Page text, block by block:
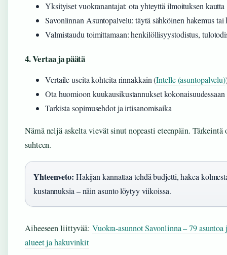
Yksityiset vuokranantajat: ota yhteyttä ilmoituksen kautta
Savonlinnan Asuntopalvelu: täytä sähköinen hakemus
Valmistaudu toimittamaan: henkilöllisyystodistus,
4. Vertaa ja päätä
Vertaile useita kohteita rinnakkain (Intelle (asuntopalvelu)
Ota huomioon kuukausikustannukset kokonaisuudessaan
Tarkista sopimusehdot ja irtisanomisaika
Nämä neljä askelta vievät sinut nopeasti eteenpäin.
suhteen.
Yhteenveto: Hakijan kannattaa tehdä budjetti, hakea
kustannuksia – näin asunto löytyy viikoissa.
Aiheeseen liittyvää: Vuokra-asunnot Savonlinna – 79 asuntoa
alueet ja hakuvinkit